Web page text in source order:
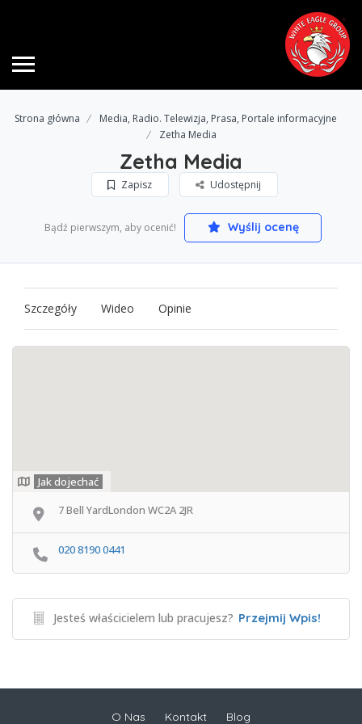
Strona główna
Media, Radio. Telewizja, Prasa, Portale informacyjne
Zetha Media
Zetha Media
Zapisz Udostępnij
Bądź pierwszym, aby ocenić! Wyślij ocenę
Szczegóły Wideo Opinie
Jak dojechać
7 Bell YardLondon WC2A 2JR
020 8190 0441
Jesteś właścicielem lub pracujesz? Przejmij Wpis!
O Nas Kontakt Blog